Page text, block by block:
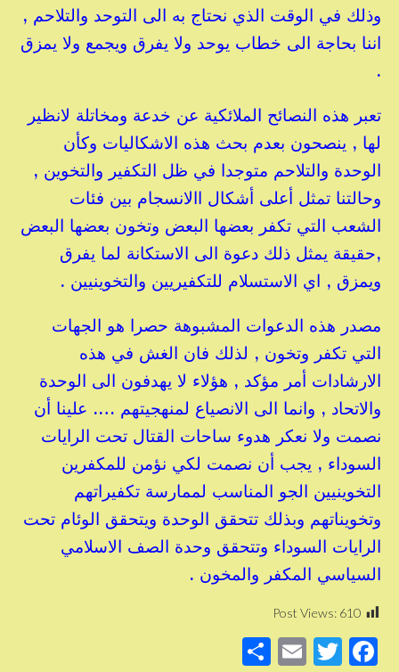
وذلك في الوقت الذي نحتاج به الى التوحد والتلاحم ,
اننا بحاجة الى خطاب يوحد ولا يفرق ويجمع ولا يمزق
.
تعبر هذه النصائح الملائكية عن خدعة ومخاتلة لانظير
لها , ينصحون بعدم بحث هذه الاشكاليات وكأن
الوحدة والتلاحم متوجدا في ظل التكفير والتخوين ,
وحالتنا تمثل أعلى أشكال االانسجام بين فئات
الشعب التي تكفر بعضها البعض وتخون بعضها البعض
,حقيقة يمثل ذلك دعوة الى الاستكانة لما يفرق
ويمزق , اي الاستسلام للتكفيريين والتخوينيين .
مصدر هذه الدعوات المشبوهة حصرا هو الجهات
التي تكفر وتخون , لذلك فان الغش في هذه
الارشادات أمر مؤكد , هؤلاء لا يهدفون الى الوحدة
والاتحاد , وانما الى الانصياع لمنهجيتهم …. علينا أن
نصمت ولا نعكر هدوء ساحات القتال تحت الرايات
السوداء , يجب أن نصمت لكي نؤمن للمكفرين
التخوينيين الجو المناسب لممارسة تكفيراتهم
وتخويناتهم وبذلك تتحقق الوحدة ويتحقق الوئام تحت
الرايات السوداء وتتحقق وحدة الصف الاسلامي
السياسي المكفر والمخون .
Post Views: 610
F
T
E